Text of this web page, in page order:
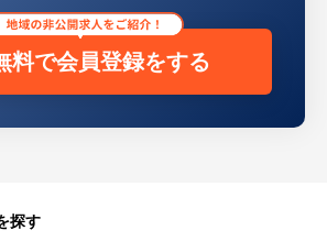
料で会員登録をする
探す